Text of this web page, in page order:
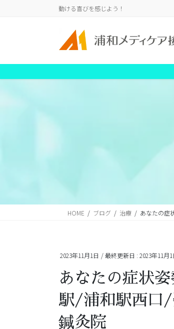
に
移
ョ
ン
動ける喜びを感じよう！
HOME ブログ 治療 あなたの症
2023年11月1日 / 最終更新日 : 2023年11月1
あなたの症状
駅/浦和駅西口/
鍼灸院